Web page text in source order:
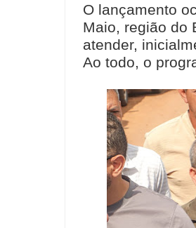
O lançamento
Maio, região do
atender,
Ao todo, o